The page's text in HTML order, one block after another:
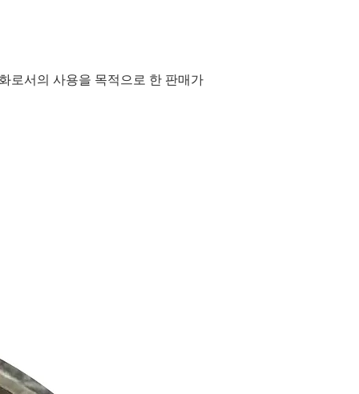
로서의 사용을 목적으로 한 판매가